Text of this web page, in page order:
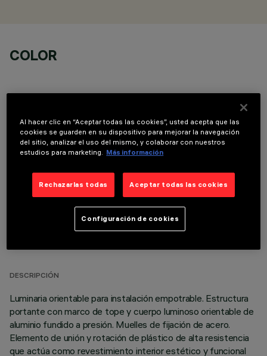
COLOR
COMPONENTES OPCIONALES
DATOS TÉCNICOS
DESCRIPCIÓN
Luminaria orientable para instalación empotrable. Estructura
portante con marco de tope y cuerpo luminoso orientable de
aluminio fundido a presión. Muelles de fijación de acero.
Elemento de unión y rotación de plástico de alta resistencia
que actúa como revestimiento interior estético y funcional
Al hacer clic en “Aceptar todas las cookies”, usted acepta que las
cookies se guarden en su dispositivo para mejorar la navegación
del sitio, analizar el uso del mismo, y colaborar con nuestros
estudios para marketing. Más información
Rechazarlas todas Aceptar todas las cookies
Configuración de cookies